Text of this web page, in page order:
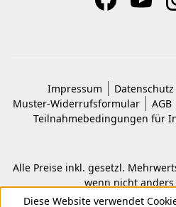
Impressum Datenschutz
Muster-Widerrufsformular
AGB
Teilnahmebedingungen für
Alle Preise inkl. gesetzl.
wenn nicht
© 2026 Copyright © Kwon KG.
Diese Website verwendet